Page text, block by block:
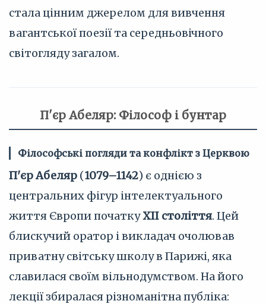
стала цінним джерелом для вивчення
вагантської поезії та середньовічного
світогляду загалом.
П'єр Абеляр: Філософ і бунтар
Філософські погляди та конфлікт з Церквою
П'єр Абеляр (1079–1142) є однією з
центральних фігур інтелектуального
життя Європи початкуXII століття. Цей
блискучий оратор і викладач очолював
приватну світську школу в Парижі, яка
славилася своїм вільнодумством. На його
лекції збиралася різноманітна публіка: